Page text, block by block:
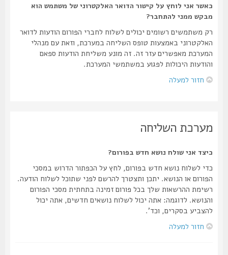
כאשר אני לוחץ על קישור הדואר האלקטרוני של משתמש הוא
מבקש ממני להתחבר?
רק משתמשים רשומים יכולים לשלוח לחברי הפורום הודעות לדואר
האלקטרוני באמצעות טופס השליחה במערכת, וזאת עם מנהלי
המערכת מאפשרים עזר זה. זה מונע משליחת הודעות ספאם
והודעות היכולות לפגוע במשתמשי המערכת.
חזור למעלה
מערכת השליחה
כיצד אני שולח נושא חדש בפורום?
כדי לשלוח נושא חדש בפורום, לחץ על הכפתור הדרוש במסכי
הפורום או הנושא. יתכן ותצטרך להרשם לפני שתוכל לשלוח הודעה.
רשימת ההרשאות שלך בכל פורום זמינה בתחתית מסכי הפורום
והנושא. לדוגמה: אתה יכול לשלוח נושאים חדשים, אתה יכול
להצביע בסקרים, וכד'.
חזור למעלה